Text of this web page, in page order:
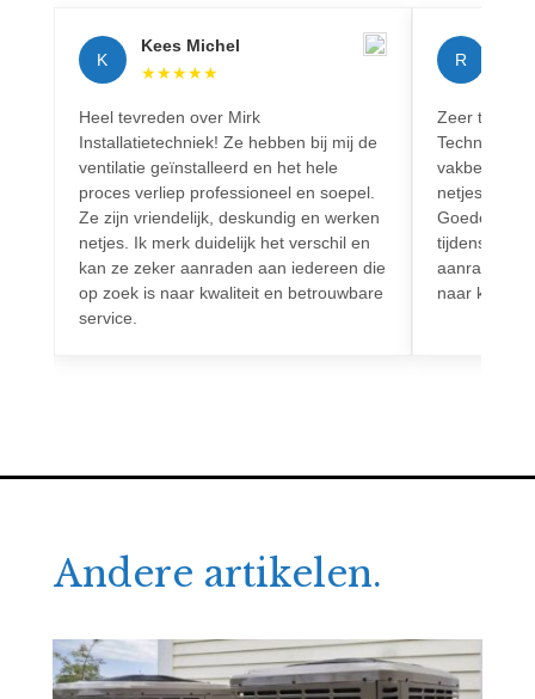
K
Kees Michel
★★★★★
Heel tevreden over Mirk
Installatietechniek! Ze hebben bij mij de
ventilatie geïnstalleerd en het hele
proces verliep professioneel en soepel.
Ze zijn vriendelijk, deskundig en werken
netjes. Ik merk duidelijk het verschil en
kan ze zeker aanraden aan iedereen die
op zoek is naar kwaliteit en betrouwbare
service.
R
Zeer
Techniek!
netjes en
Goede
tijdens het
aanrader
naar
Andere artikelen.